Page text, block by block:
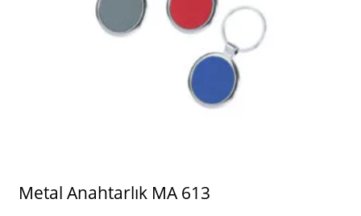
Metal Anahtarlık MA 613